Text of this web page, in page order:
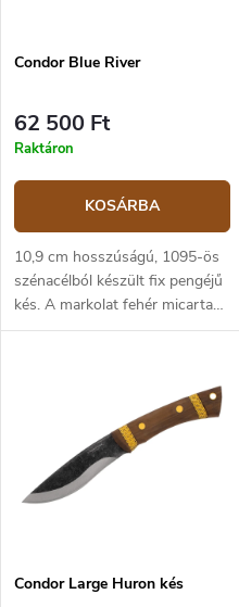
Condor Blue River
62 500 Ft
Raktáron
KOSÁRBA
10,9 cm hosszúságú, 1095-ös
szénacélból készült fix pengéjű
kés. A markolat fehér micarta
anyagból készült, beágyazott
Condor Large Huron kés